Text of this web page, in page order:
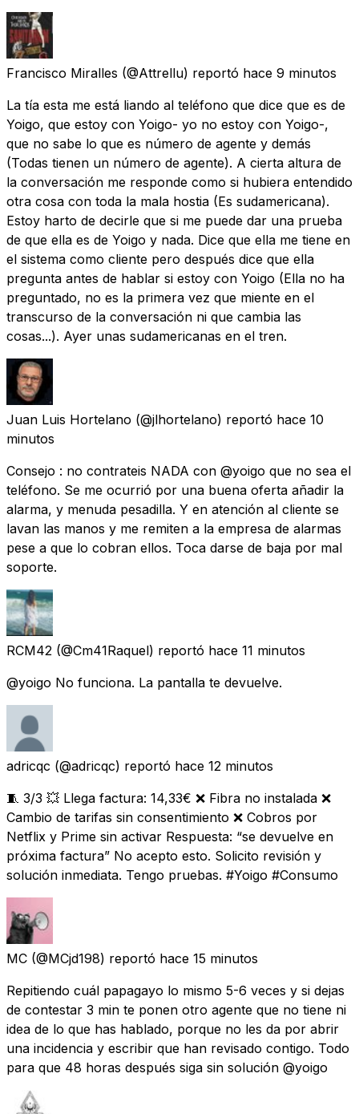
Francisco Miralles (@Attrellu) reportó hace 9 minutos
La tía esta me está liando al teléfono que dice que es de
Yoigo, que estoy con Yoigo- yo no estoy con Yoigo-,
que no sabe lo que es número de agente y demás
(Todas tienen un número de agente). A cierta altura de
la conversación me responde como si hubiera entendido
otra cosa con toda la mala hostia (Es sudamericana).
Estoy harto de decirle que si me puede dar una prueba
de que ella es de Yoigo y nada. Dice que ella me tiene en
el sistema como cliente pero después dice que ella
pregunta antes de hablar si estoy con Yoigo (Ella no ha
preguntado, no es la primera vez que miente en el
transcurso de la conversación ni que cambia las
cosas...). Ayer unas sudamericanas en el tren.
Juan Luis Hortelano (@jlhortelano) reportó hace 10
minutos
Consejo : no contrateis NADA con @yoigo que no sea el
teléfono. Se me ocurrió por una buena oferta añadir la
alarma, y menuda pesadilla. Y en atención al cliente se
lavan las manos y me remiten a la empresa de alarmas
pese a que lo cobran ellos. Toca darse de baja por mal
soporte.
RCM42 (@Cm41Raquel) reportó hace 11 minutos
@yoigo No funciona. La pantalla te devuelve.
adricqc (@adricqc) reportó hace 12 minutos
🧵 3/3 💥 Llega factura: 14,33€ ❌ Fibra no instalada ❌
Cambio de tarifas sin consentimiento ❌ Cobros por
Netflix y Prime sin activar Respuesta: “se devuelve en
próxima factura” No acepto esto. Solicito revisión y
solución inmediata. Tengo pruebas. #Yoigo #Consumo
MC (@MCjd198) reportó hace 15 minutos
Repitiendo cuál papagayo lo mismo 5-6 veces y si dejas
de contestar 3 min te ponen otro agente que no tiene ni
idea de lo que has hablado, porque no les da por abrir
una incidencia y escribir que han revisado contigo. Todo
para que 48 horas después siga sin solución @yoigo